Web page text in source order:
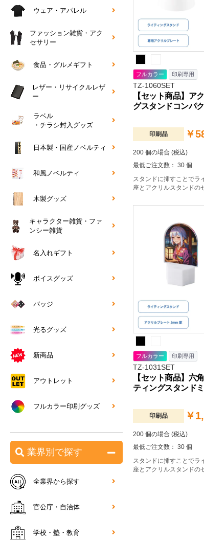
フルカラー 印刷専用
TZ-1060SET
【セット商品】ア
グスタンドコンパ
印刷品 ￥
200 個の場合 (税込)
最低ご注文数： 30 個
スタンドに挿すことでラ
座とアクリルスタンドの
フルカラー 印刷専用
TZ-1031SET
【セット商品】六
ティングスタンド
印刷品 ￥
200 個の場合 (税込)
最低ご注文数： 30 個
スタンドに挿すことでラ
座とアクリルスタンドの
ウェア・アパレル
ファッション雑貨・アク
セサリー
食品・グルメギフト
レザー・リサイクルレザ
ー
ラベル
・チラシ封入グッズ
日本製・国産ノベルティ
和風ノベルティ
木製グッズ
キャラクター雑貨・ファ
ンシー雑貨
名入れギフト
ボイスグッズ
バッジ
光るグッズ
新商品
アウトレット
フルカラー印刷グッズ
業界別で探す
全業界から探す
官公庁・自治体
学校・塾・教育